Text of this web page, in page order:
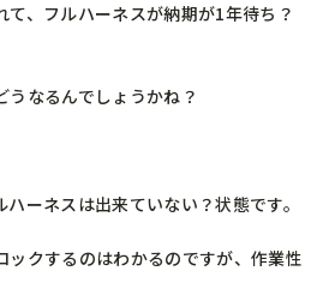
て、フルハーネスが納期が1年待ち？
なるんでしょうかね？
ーネスは出来ていない？状態です。
ックするのはわかるのですが、作業性